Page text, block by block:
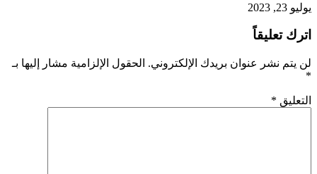
يوليو 23, 2023
اترك تعليقاً
لن يتم نشر عنوان بريدك الإلكتروني. الحقول الإلزامية مشار إليها بـ
*
التعليق *